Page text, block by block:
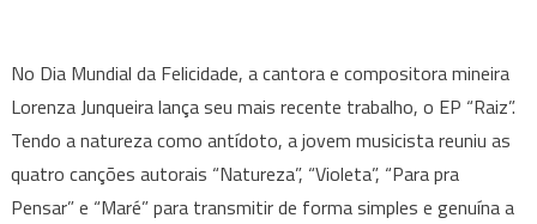
GRAVADO
NO
BAIRRO
EM
QUE
No Dia Mundial da Felicidade, a cantora e compositora mineira
Lorenza Junqueira lança seu mais recente trabalho, o EP “Raiz”.
Tendo a natureza como antídoto, a jovem musicista reuniu as
quatro canções autorais “Natureza”, “Violeta”, “Para pra
Pensar” e “Maré” para transmitir de forma simples e genuína a